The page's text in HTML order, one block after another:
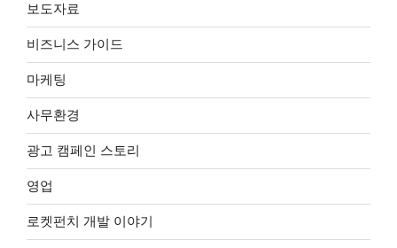
보도자료
비즈니스 가이드
마케팅
사무환경
광고 캠페인 스토리
영업
로켓펀치 개발 이야기